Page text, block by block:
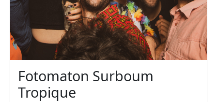
Fotomaton Surboum
Tropique